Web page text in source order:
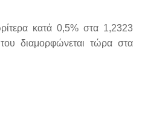
κατά 0,5% στα 1,2323
διαμορφώνεται τώρα στα